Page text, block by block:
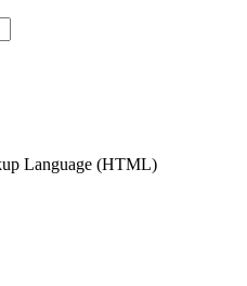
Language (HTML)